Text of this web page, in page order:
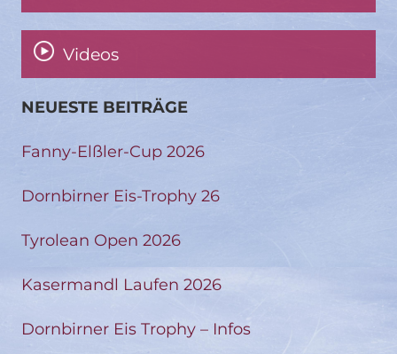
Videos
NEUESTE BEITRÄGE
Fanny-Elßler-Cup 2026
Dornbirner Eis-Trophy 26
Tyrolean Open 2026
Kasermandl Laufen 2026
Dornbirner Eis Trophy – Infos